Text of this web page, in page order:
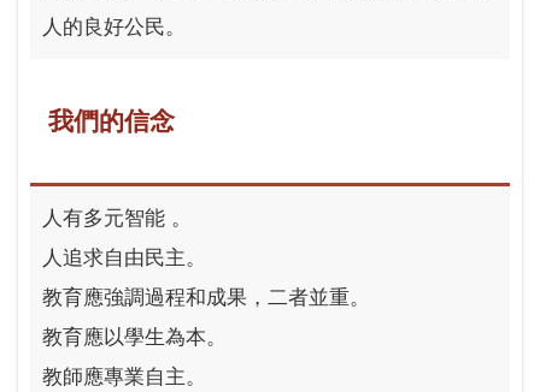
人的良好公民。
我們的信念
人有多元智能 。
人追求自由民主。
教育應強調過程和成果，二者並重。
教育應以學生為本。
教師應專業自主。